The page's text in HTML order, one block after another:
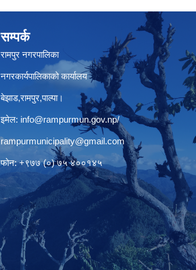
सम्पर्क
रामपुर नगरपालिका
नगरकार्यपालिकाको कार्यालय
बेझाड,रामपुर,पाल्पा।
इमेल: info@rampurmun.gov.np/
rampurmunicipality@gmail.com
फोन: +९७७ (०) ७५ ४००१४५